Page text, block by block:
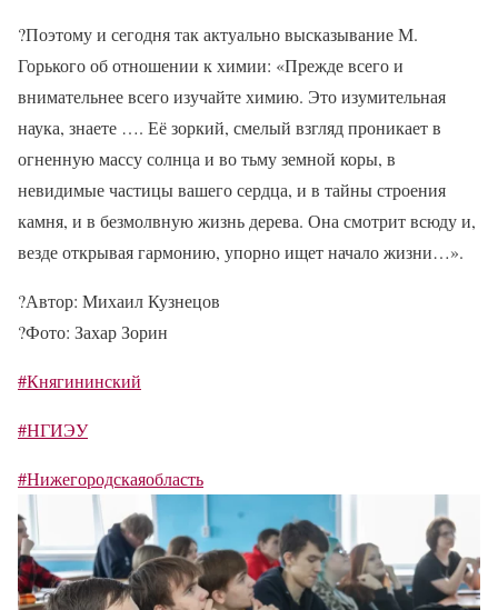
?Поэтому и сегодня так актуально высказывание М.
Горького об отношении к химии: «Прежде всего и
внимательнее всего изучайте химию. Это изумительная
наука, знаете …. Её зоркий, смелый взгляд проникает в
огненную массу солнца и во тьму земной коры, в
невидимые частицы вашего сердца, и в тайны строения
камня, и в безмолвную жизнь дерева. Она смотрит всюду и,
везде открывая гармонию, упорно ищет начало жизни…».
?️Автор: Михаил Кузнецов
?Фото: Захар Зорин
#Княгининский
#НГИЭУ
#Нижегородскаяобласть